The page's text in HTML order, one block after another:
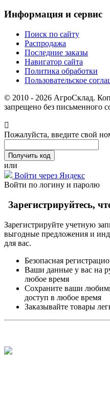
Информация и сервис
Поиск по сайту
Распродажа
Последние заказы
Навигатор сайта
Политика обработки
Пользовательское
© 2010 - 2026 АгроСклад.
запрещено без письменного
Пожалуйста, введите свой
или
Войти через Яндекс
Войти по логину и паролю
Зарегистрируйтесь,
Зарегистрируйте учетную
выгодные предложения и
для вас.
Безопасная
Ваши данные у вас на
любое время
Сохраните ваши
доступ в любое время
Заказывайте товары